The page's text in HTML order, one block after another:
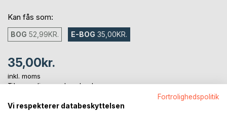
Kan fås som:
BOG 52,99KR. E-BOG 35,00KR.
35,00kr.
inkl. moms
Tilgængelig som download
Fortrolighedspolitik
Vi respekterer databeskyttelsen